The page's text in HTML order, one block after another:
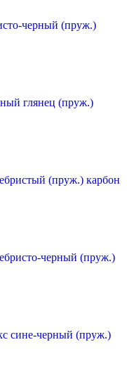
черный (пруж.)
глянец (пруж.)
(пруж.) карбон
черный (пруж.)
сине-черный (пруж.)